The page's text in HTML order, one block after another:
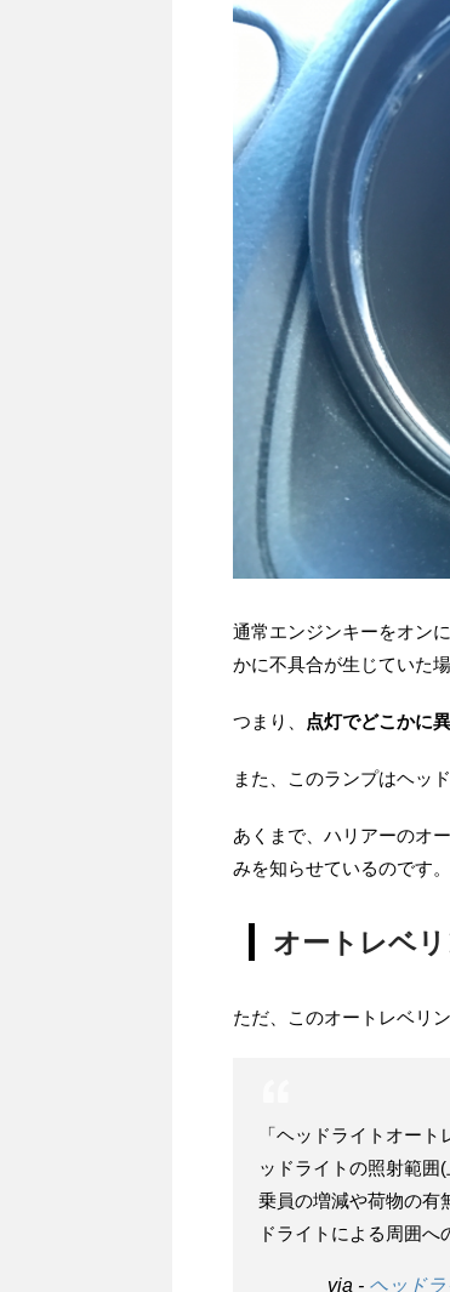
通常エンジンキーをオン
かに不具合が生じていた場
つまり、 点灯でどこかに
また、このランプはヘッ
あくまで、ハリアーのオ
みを知らせているのです。
オートレベ
ただ、このオートレベリ
「ヘッドライトオー
ッドライトの照射範囲
乗員の増減や荷物の有
ドライトによる周囲へ
via - ヘッド